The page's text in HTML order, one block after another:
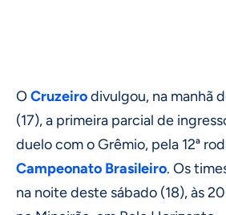
OCruzeirodivulgou, na manhã
(17), a primeira parcial de
duelo com o Grêmio, pela 12ª
Campeonato Brasileiro. Os
na noite deste sábado (18), às